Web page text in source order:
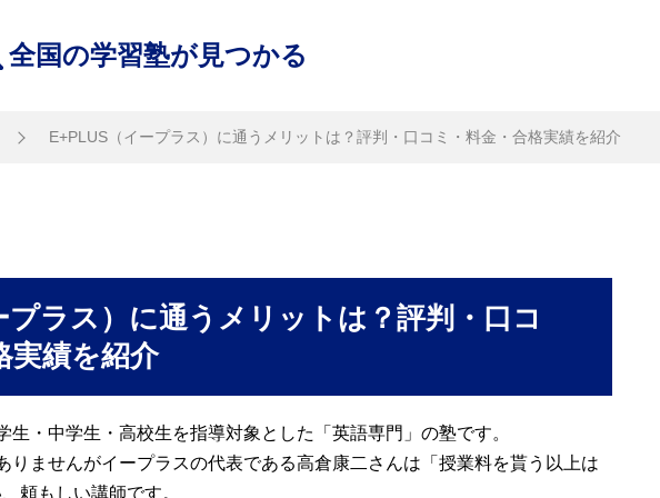
全国の学習塾が見つかる
E+PLUS（イープラス）に通うメリットは？評判・口コミ・料金・合格実績を紹介
プラス）に通うメリットは？評判・口コ
実績を紹介
生・中学生・高校生を指導対象とした「英語専門」の塾です。
りませんがイープラスの代表である高倉康二さんは「授業料を貰う以上は
頼もしい講師です。